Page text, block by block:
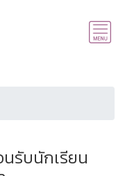
รับนักเรียน